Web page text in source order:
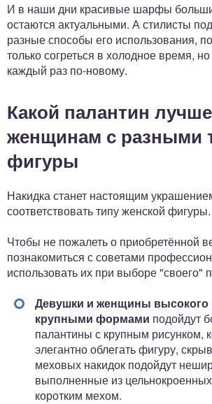
И в наши дни красивые шарфы
остаются актуальными. А стилисты
разные способы его использования,
только согреться в холодное время,
каждый раз по-новому.
Какой палантин
женщинам с разными
фигуры
Накидка станет настоящим
соответствовать типу женской фигуры.
Чтобы не пожалеть о приобретённой
познакомиться с советами
использовать их при выборе "своего"
Девушки и женщины высокого
крупными формами подойдут
палантины с крупным рисунком,
элегантно облегать фигуру,
меховых накидок подойдут
выполненные из
коротким мехом.